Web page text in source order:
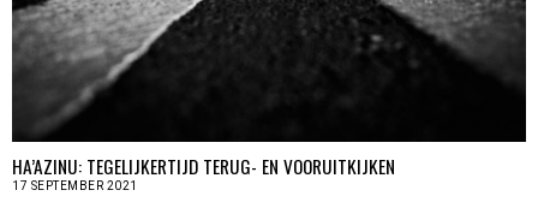
HA’AZINU: TEGELIJKERTIJD TERUG- EN VOORUITKIJKEN
17 SEPTEMBER 2021